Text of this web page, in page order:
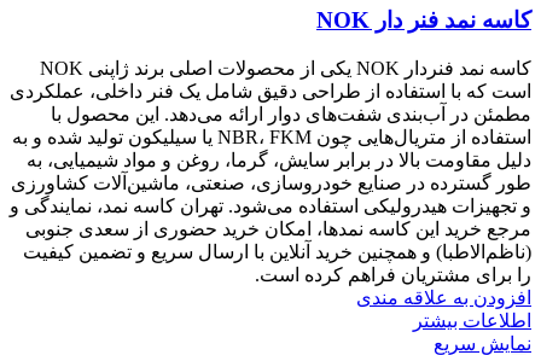
کاسه نمد فنر دار NOK
کاسه نمد فنر‌دار NOK یکی از محصولات اصلی برند ژاپنی NOK
است که با استفاده از طراحی دقیق شامل یک فنر داخلی، عملکردی
مطمئن در آب‌بندی شفت‌های دوار ارائه می‌دهد. این محصول با
استفاده از متریال‌هایی چون NBR، FKM یا سیلیکون تولید شده و به
دلیل مقاومت بالا در برابر سایش، گرما، روغن و مواد شیمیایی، به
طور گسترده در صنایع خودروسازی، صنعتی، ماشین‌آلات کشاورزی
و تجهیزات هیدرولیکی استفاده می‌شود. تهران کاسه نمد، نمایندگی و
مرجع خرید این کاسه نمد‌ها، امکان خرید حضوری از سعدی جنوبی
(ناظم‌الاطبا) و همچنین خرید آنلاین با ارسال سریع و تضمین کیفیت
را برای مشتریان فراهم کرده است.
افزودن به علاقه مندی
اطلاعات بیشتر
نمایش سریع